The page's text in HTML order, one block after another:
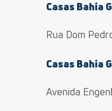
Casas Bahia
Rua Dom
Casas Bahia
Avenida